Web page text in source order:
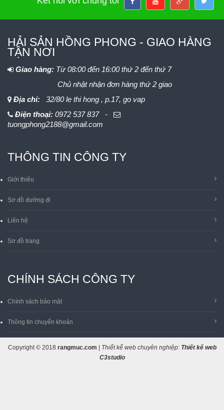
HẢI SẢN HỒNG PHONG - GIAO HÀNG
TẬN NƠI
Giao hàng: Từ 08:00 đến 16:00 thứ 2 đến thứ 7
Chủ nhật nhận đơn hàng thứ 2 giao
Địa chỉ:
32/80 le thi hong , p.17, go vap
Điện thoại: 0972 537 837 -
tuongphong2188@gmail.com
THÔNG TIN CÔNG TY
Giới thiệu
Sơ đồ đường đi
Liên hệ
Sơ đồ trang
CHÍNH SÁCH CÔNG TY
Chính sách bảo mật
Thông tin chuyển khoản
Copyright © 2018 rangmuc.com Thiết kế web chuyên nghiệp: Thiết kế web
C3studio